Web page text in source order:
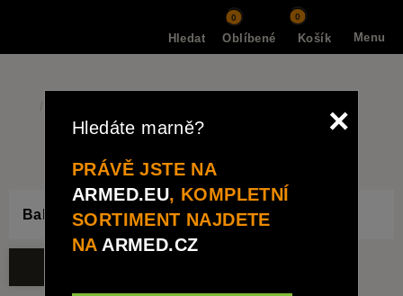
Menu
Hledat
0
Oblíbené Košík
0
Balistické brýle
×
Hledáte marně?
PRÁVĚ JSTE NA
ARMED.EU, KOMPLETNÍ
SORTIMENT NAJDETE
NA ARMED.CZ